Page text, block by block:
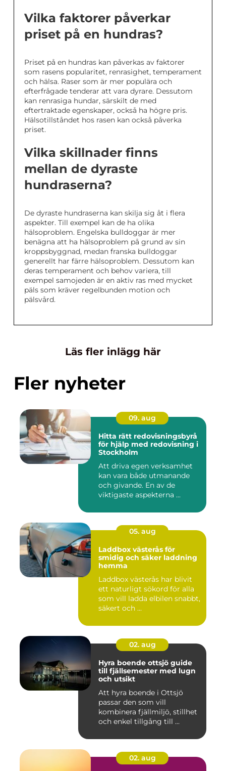
Vilka faktorer påverkar
priset på en hundras?
Priset på en hundras kan påverkas av faktorer
som rasens popularitet, renrasighet, temperament
och hälsa. Raser som är mer populära och
efterfrågade tenderar att vara dyrare. Dessutom
kan renrasiga hundar, särskilt de med
eftertraktade egenskaper, också ha högre pris.
Hälsotillståndet hos rasen kan också påverka
priset.
Vilka skillnader finns
mellan de dyraste
hundraserna?
De dyraste hundraserna kan skilja sig åt i flera
aspekter. Till exempel kan de ha olika
hälsoproblem. Engelska bulldoggar är mer
benägna att ha hälsoproblem på grund av sin
kroppsbyggnad, medan franska bulldoggar
generellt har färre hälsoproblem. Dessutom kan
deras temperament och behov variera, till
exempel samojeden är en aktiv ras med mycket
päls som kräver regelbunden motion och
pälsvård.
Läs fler inlägg här
Fler nyheter
09. aug
Hitta rätt redovisningsbyrå
för hjälp med redovisning i
Stockholm
Att driva egen verksamhet
kan vara både utmanande
och givande. En av de
viktigaste aspekterna ...
05. aug
Laddbox västerås för
smidig och säker laddning
hemma
Laddbox västerås har blivit
ett naturligt sökord för alla
som vill ladda elbilen snabbt,
säkert och ...
02. aug
Hyra boende ottsjö guide
till fjällsemester med lugn
och utsikt
Att hyra boende i Ottsjö
passar den som vill
kombinera fjällmiljö, stillhet
och enkel tillgång till ...
02. aug